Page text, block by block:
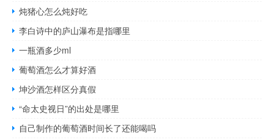
炖猪心怎么炖好吃
李白诗中的庐山瀑布是指哪里
一瓶酒多少ml
葡萄酒怎么才算好酒
坤沙酒怎样区分真假
“命太史视日”的出处是哪里
自己制作的葡萄酒时间长了还能喝吗